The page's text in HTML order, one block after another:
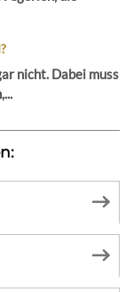
nicht. Dabei muss